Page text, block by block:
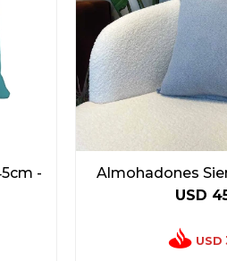
-
Almohadones
USD
USD